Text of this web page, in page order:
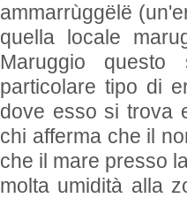
ammarrùggëlë
quella locale
Maruggio
particolare tipo di
dove esso si trova
chi afferma che il
che il mare presso
molta umidità alla